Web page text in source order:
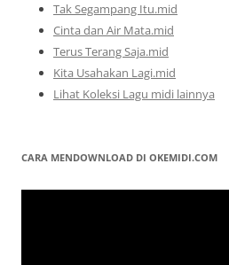
Tak Segampang Itu.mid
Cinta dan Air Mata.mid
Terus Terang Saja.mid
Kita Usahakan Lagi.mid
Lihat Koleksi Lagu midi lainnya
CARA MENDOWNLOAD DI OKEMIDI.COM